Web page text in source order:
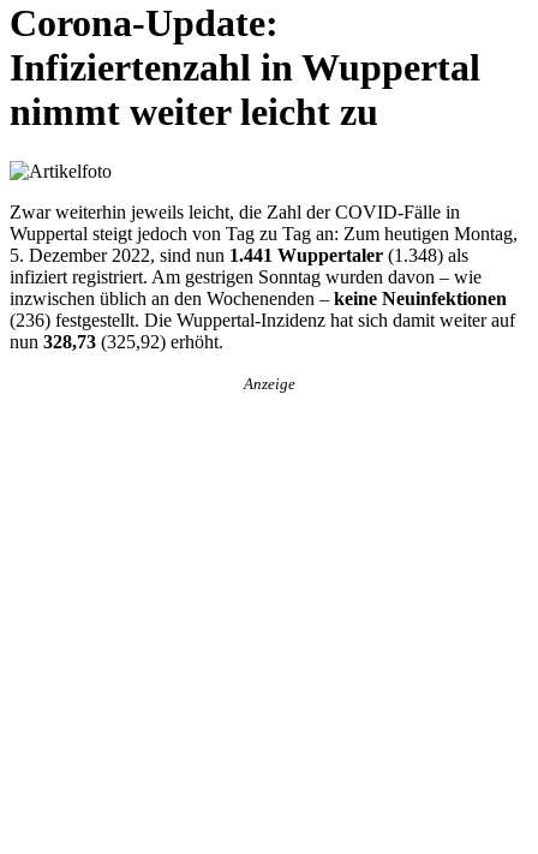
Corona-Update:
Infiziertenzahl in Wuppertal
nimmt weiter leicht zu
Zwar weiterhin jeweils leicht, die Zahl der COVID-Fälle in
Wuppertal steigt jedoch von Tag zu Tag an: Zum heutigen Montag,
5. Dezember 2022, sind nun 1.441 Wuppertaler (1.348) als
infiziert registriert. Am gestrigen Sonntag wurden davon – wie
inzwischen üblich an den Wochenenden – keine Neuinfektionen
(236) festgestellt. Die Wuppertal-Inzidenz hat sich damit weiter auf
nun 328,73 (325,92) erhöht.
Anzeige